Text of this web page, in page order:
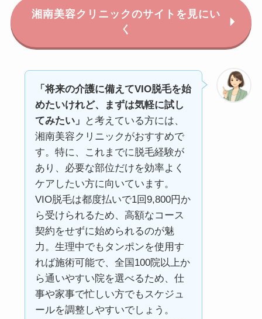
湘南美容クリニックのサイトを見にい
く
「将来の介護に備えてVIO脱毛を始
めたいけれど、まずは気軽に試し
てみたい」
と考えている方には、
湘南美容クリニックがおすすめで
す。特に、これまでに脱毛経験が
あり、必要な部位だけを効率よく
ケアしたい方に向いています。
VIO脱毛は都度払いで1回9,800円か
ら受けられるため、高額なコース
契約をせずに始められるのが魅
力。生理中でもタンポンを使用す
れば施術可能で、全国100院以上か
ら通いやすい院を選べるため、仕
事や家事で忙しい方でもスケジュ
ールを調整しやすいでしょう。